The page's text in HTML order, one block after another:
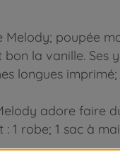
poupée
la vanille. Ses
longues
adore faire
1 robe; 1 sac à